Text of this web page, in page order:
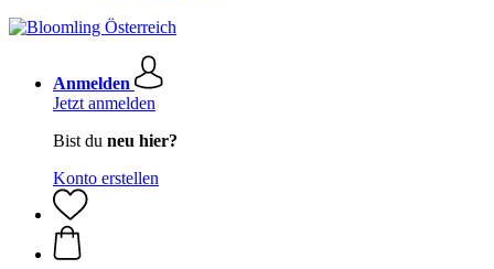
Anmelden
Jetzt anmelden
Bist du neu hier?
Konto erstellen